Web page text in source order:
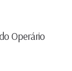
Operário